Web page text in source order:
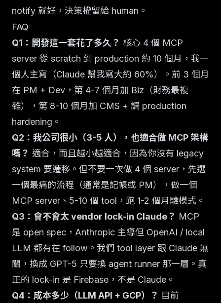
notify 就好，決策權留給 human。
FAQ
Q1：開發這一套花了多久？ 核心 4 個 MCP
server 從 scratch 到 production 約 10 個月，我一
個人主寫（Claude 幫我寫大約 60%）。前 3 個月
在 PM + Dev，第 4-7 個月加 Biz（財務最複
雜），第 8-10 個月加 CMS + 調 production
hardening。
Q2：我公司很小（3-5 人），也適合做 MCP 架構
嗎？ 適合，而且越小越適合，因為你沒有 legacy
system 要遷移。但不要一次做 4 個 server，先選
一個最痛的流程（通常是記帳或 PM），做一個
MCP server、5-10 個 tool，跑 1-2 個月驗模式。
Q3：會不會太 vendor lock-in Claude？ MCP
是 open spec，Anthropic 主導但 OpenAI / local
LLM 都有在 follow。我們 tool layer 跟 Claude 無
關，換成 GPT-5 只要換 agent runner 那一層。真
正的 lock-in 是 Firebase，不是 Claude。
Q4：成本多少（LLM API + GCP）？
目前